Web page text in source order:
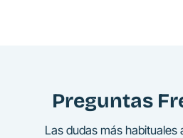
Preguntas
Las dudas más habituales